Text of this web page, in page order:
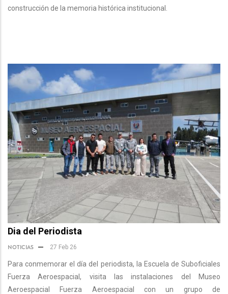
construcción de la memoria histórica institucional.
Dia del Periodista
NOTICIAS 27 Feb 26
Para conmemorar el día del periodista, la Escuela de Suboficiales
Fuerza Aeroespacial, visita las instalaciones del Museo
Aeroespacial Fuerza Aeroespacial con un grupo de